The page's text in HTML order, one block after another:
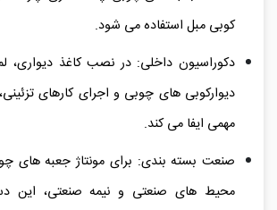
کوبی مبل استفاده می‌ شود.
دکوراسیون داخلی: در نصب کاغذ دیواری،
دیوارکوبی‌ های چوبی و اجرای کارهای
مهمی ایفا می‌ کند.
صنعت بسته‌ بندی: برای مونتاژ جعبه‌ های
محیط‌ های صنعتی و نیمه‌ صنعتی، این